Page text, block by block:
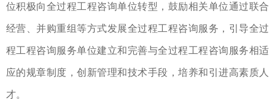
位积极向全过程工程咨询单位转型，鼓励相关单位通过联合
经营、并购重组等方式发展全过程工程咨询服务，引导全过
程工程咨询服务单位建立和完善与全过程工程咨询服务相适
应的规章制度，创新管理和技术手段，培养和引进高素质人
才。